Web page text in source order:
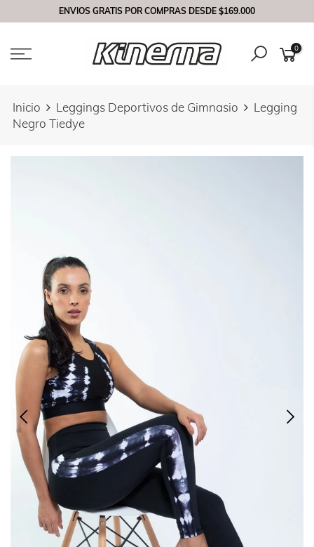
ENVIOS GRATIS POR COMPRAS DESDE $169.000
0
Inicio Leggings Deportivos de Gimnasio
Legging
Negro Tiedye